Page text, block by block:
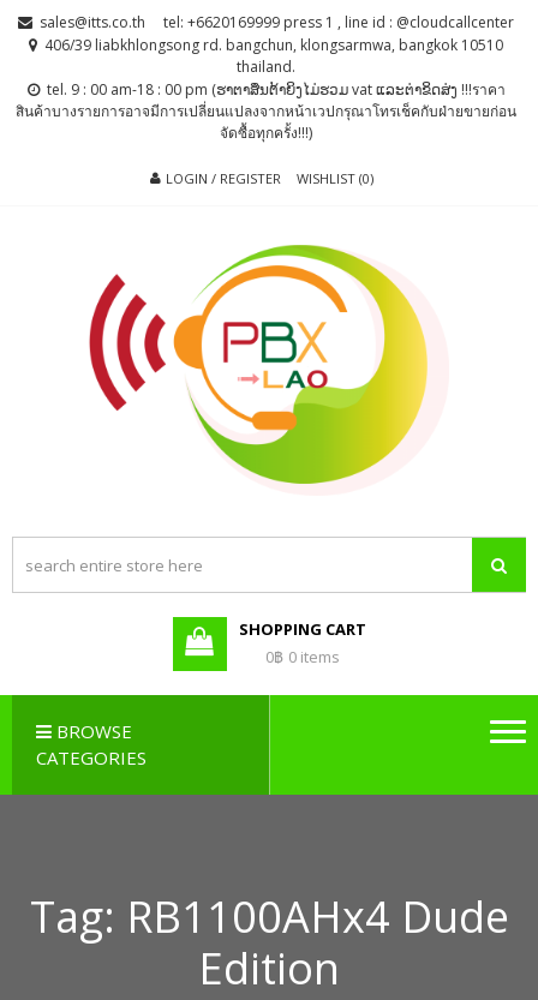
Skip
Skip sales@itts.co.th
tel: +6620169999 press 1 , line id : @cloudcallcenter
406/39 liabkhlongsong rd. bangchun, klongsarmwa, bangkok 10510
thailand.
tel. 9 : 00 am-18 : 00 pm (ຮາຕາສຶນຕ້າຍິງໄມ່ຮວມ vat ແລະຕ່າຂິດສ່ງ !!!ราคา
สินค้าบางรายการอาจมีการเปลี่ยนแปลงจากหน้าเวปกรุณาโทรเช็คกับฝ่ายขายก่อน
จัดซื้อทุกครั้ง!!!)
LOGIN / REGISTER WISHLIST (0)
PBX LAO, IP-
PBX LAO,
PABX LAO,
NETWORK
SHOPPING CART
0฿ 0 items
BROWSE
CATEGORIES
Tag: RB1100AHx4 Dude
Edition